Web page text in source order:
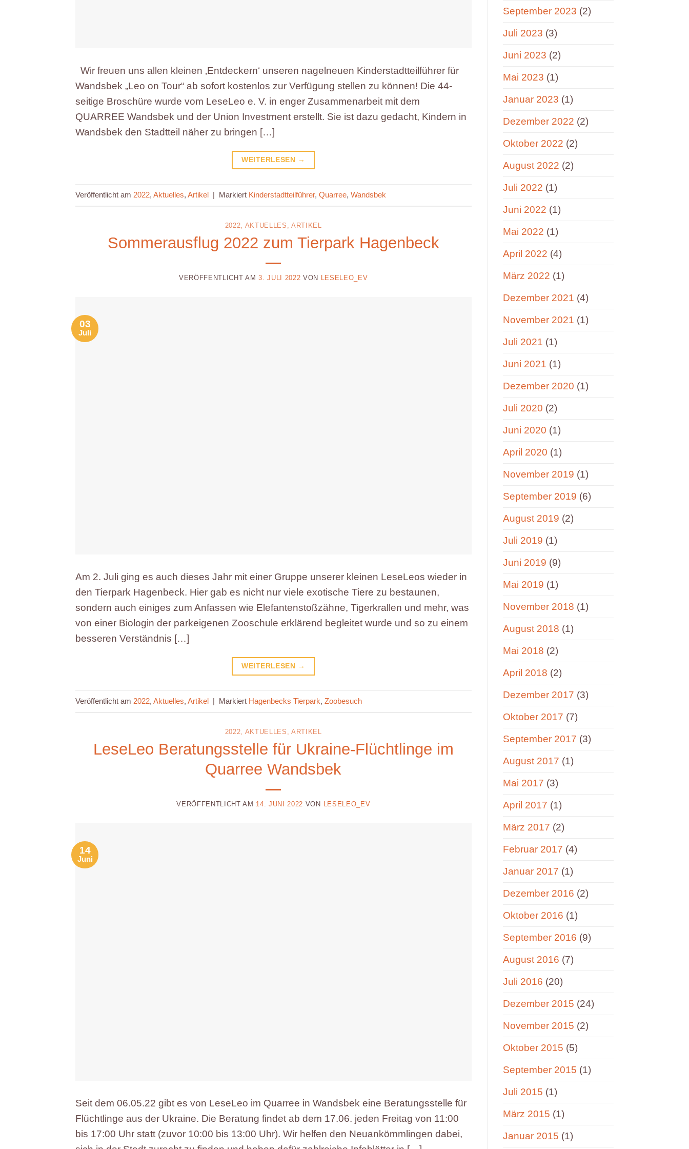
Wir freuen uns allen kleinen ‚Entdeckern‘ unseren nagelneuen Kinderstadtteilführer für
Wandsbek „Leo on Tour“ ab sofort kostenlos zur Verfügung stellen zu können! Die 44-
seitige Broschüre wurde vom LeseLeo e. V. in enger Zusammenarbeit mit dem
QUARREE Wandsbek und der Union Investment erstellt. Sie ist dazu gedacht, Kindern in
Wandsbek den Stadtteil näher zu bringen […]
WEITERLESEN →
Veröffentlicht am 2022, Aktuelles, Artikel | Markiert Kinderstadtteilführer, Quarree, Wandsbek
2022 AKTUELLES ,ARTIKEL
Sommerausflug 2022 zum Tierpark Hagenbeck
VERÖFFENTLICHT AM3. JULI 2022 VON LESELEO_EV
03
Juli
Am 2. Juli ging es auch dieses Jahr mit einer Gruppe unserer kleinen LeseLeos wieder in
den Tierpark Hagenbeck. Hier gab es nicht nur viele exotische Tiere zu bestaunen,
sondern auch einiges zum Anfassen wie Elefantenstoßzähne, Tigerkrallen und mehr, was
von einer Biologin der parkeigenen Zooschule erklärend begleitet wurde und so zu einem
besseren Verständnis […]
WEITERLESEN →
Veröffentlicht am 2022, Aktuelles, Artikel | Markiert Hagenbecks Tierpark, Zoobesuch
2022, AKTUELLES ,ARTIKEL
LeseLeo Beratungsstelle für Ukraine-Flüchtlinge im
Quarree Wandsbek
VERÖFFENTLICHT AM 14. JUNI 2022 VON LESELEO_EV
14
Juni
Seit dem 06.05.22 gibt es von LeseLeo im Quarree in Wandsbek eine Beratungsstelle für
Flüchtlinge aus der Ukraine. Die Beratung findet ab dem 17.06. jeden Freitag von 11:00
bis 17:00 Uhr statt (zuvor 10:00 bis 13:00 Uhr). Wir helfen den Neuankömmlingen dabei,
September 2023 (2)
Juli 2023 (3)
Juni 2023 (2)
Mai 2023 (1)
Januar 2023 (1)
Dezember 2022 (2)
Oktober 2022 (2)
August 2022 (2)
Juli 2022 (1)
Juni 2022 (1)
Mai 2022 (1)
April 2022 (4)
März 2022 (1)
Dezember 2021 (4)
November 2021 (1)
Juli 2021 (1)
Juni 2021 (1)
Dezember 2020 (1)
Juli 2020 (2)
Juni 2020 (1)
April 2020 (1)
November 2019 (1)
September 2019 (6)
August 2019 (2)
Juli 2019 (1)
Juni 2019 (9)
Mai 2019 (1)
November 2018 (1)
August 2018 (1)
Mai 2018 (2)
April 2018 (2)
Dezember 2017 (3)
Oktober 2017 (7)
September 2017 (3)
August 2017 (1)
Mai 2017 (3)
April 2017 (1)
März 2017 (2)
Februar 2017 (4)
Januar 2017 (1)
Dezember 2016 (2)
Oktober 2016 (1)
September 2016 (9)
August 2016 (7)
Juli 2016 (20)
Dezember 2015 (24)
November 2015 (2)
Oktober 2015 (5)
September 2015 (1)
Juli 2015 (1)
März 2015 (1)
Januar 2015 (1)